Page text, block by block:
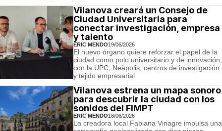
Vilanova creará un Consejo de
Ciudad Universitaria para
conectar investigación, empresa
y talento
ERIC MENDO19/06/2026
El nuevo órgano quiere reforzar el papel de la
ciudad como polo universitario y de innovación,
con la UPC, Neàpolis, centros de investigación
y tejido empresarial
Vilanova estrena un mapa sonoro
para descubrir la ciudad con los
sonidos del FIMPT
ERIC MENDO18/06/2026
La creadora local Fabiana Vinagre impulsa una